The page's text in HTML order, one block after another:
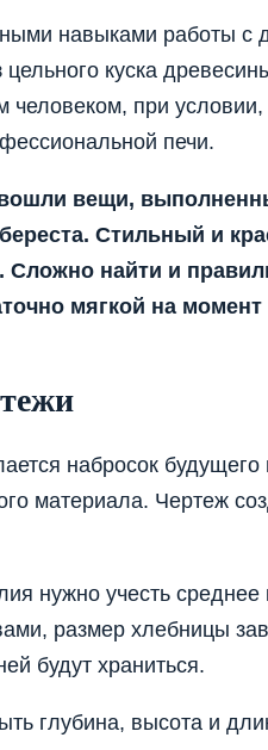
навыками работы с
куска
при условии,
печи.
вещи,
Стильный и
Сложно найти и
мягкой на момент
набросок
материала. Чертеж
нужно учесть
размер хлебницы
будут храниться.
глубина, высота и